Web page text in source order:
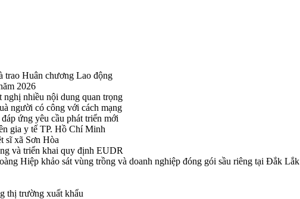
trao Huân chương Lao động
2026
nhiều nội dung quan trọng
người có công với cách mạng
ứng yêu cầu phát triển mới
gia y tế TP. Hồ Chí Minh
sĩ xã Sơn Hòa
và triển khai quy định EUDR
Hiệp khảo sát vùng trồng và doanh nghiệp đóng gói sầu riêng tại Đắk Lắk
thị trường xuất khẩu